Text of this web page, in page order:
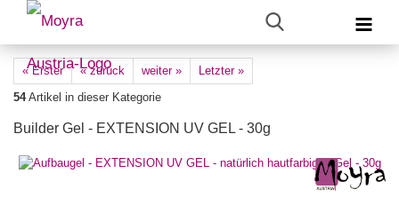
« Erster « zurück weiter »
Letzter »
54Artikel in dieser Kategorie
Builder Gel - EXTENSION UV GEL - 30g